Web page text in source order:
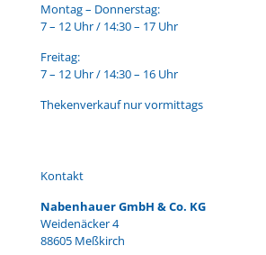
Montag – Donnerstag:
7 – 12 Uhr / 14:30 – 17 Uhr
Freitag:
7 – 12 Uhr / 14:30 – 16 Uhr
Thekenverkauf nur vormittags
Kontakt
Nabenhauer GmbH & Co. KG
Weidenäcker 4
88605 Meßkirch